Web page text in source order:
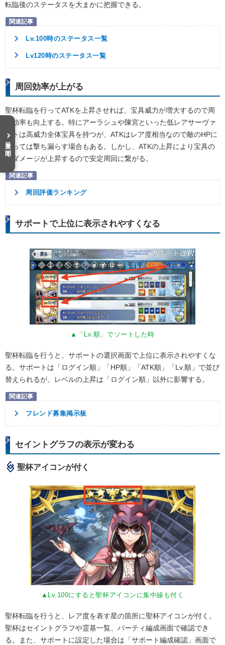
転臨後のステータスを大まかに把握できる。
Lv.100時のステータス一覧
Lv120時のステータス一覧
周回効率が上がる
聖杯転臨を行ってATKを上昇させれば、宝具威力が増大するので周
回効率も向上する。特にアーラシュや陳宮といった低レアサーヴァ
ントは高威力全体宝具を持つが、ATKはレア度相当なので敵のHPに
よっては撃ち漏らす場合もある。しかし、ATKの上昇により宝具の
与ダメージが上昇するので安定周回に繋がる。
周回評価ランキング
サポートで上位に表示されやすくなる
▲「Lv.順」でソートした時
聖杯転臨を行うと、サポートの選択画面で上位に表示されやすくな
る。サポートは「ログイン順」「HP順」「ATK順」「Lv.順」で並び
替えられるが、レベルの上昇は「ログイン順」以外に影響する。
フレンド募集掲示板
セイントグラフの表示が変わる
聖杯アイコンが付く
▲Lv.100にすると聖杯アイコンに集中線も付く
聖杯転臨を行うと、レア度を表す星の箇所に聖杯アイコンが付く。
聖杯はセイントグラフや霊基一覧、パーティ編成画面で確認でき
る。また、サポートに設定した場合は「サポート編成確認」画面で
目次を開く